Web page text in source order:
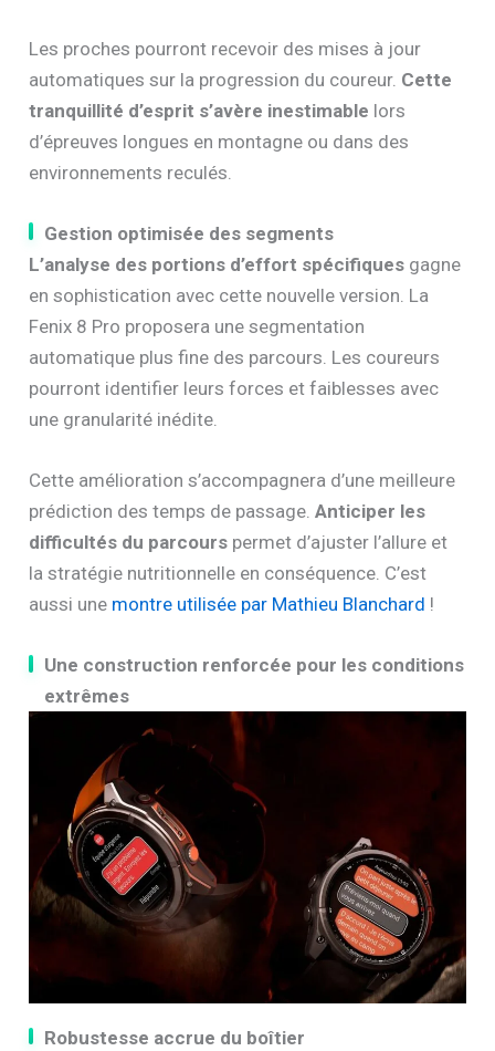
Les proches pourront recevoir des mises à jour
automatiques sur la progression du coureur. Cette
tranquillité d’esprit s’avère inestimable lors
d’épreuves longues en montagne ou dans des
environnements reculés.
Gestion optimisée des segments
L’analyse des portions d’effort spécifiques gagne
en sophistication avec cette nouvelle version. La
Fenix 8 Pro proposera une segmentation
automatique plus fine des parcours. Les coureurs
pourront identifier leurs forces et faiblesses avec
une granularité inédite.
Cette amélioration s’accompagnera d’une meilleure
prédiction des temps de passage.Anticiper les
difficultés du parcours permet d’ajuster l’allure et
la stratégie nutritionnelle en conséquence. C’est
aussi une montre utilisée par Mathieu Blanchard !
Une construction renforcée pour les conditions
extrêmes
Robustesse accrue du boîtier